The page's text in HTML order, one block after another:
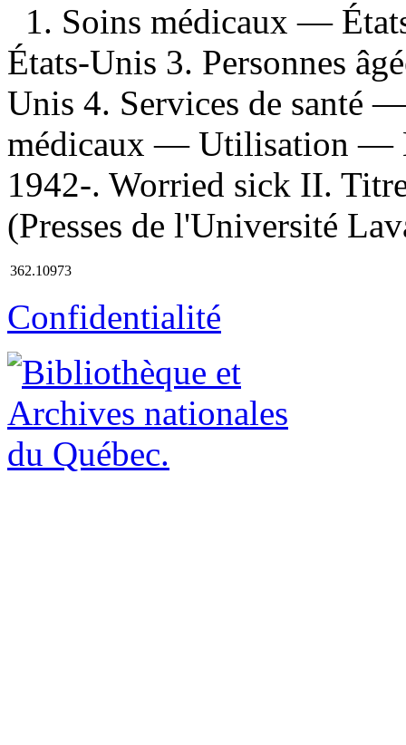
1. Soins médicaux —
États-Unis 3. Personnes
Unis 4. Services de santé
médicaux — Utilisation —
1942-. Worried sick II.
(Presses de l'Université
362.10973
Confidentialité